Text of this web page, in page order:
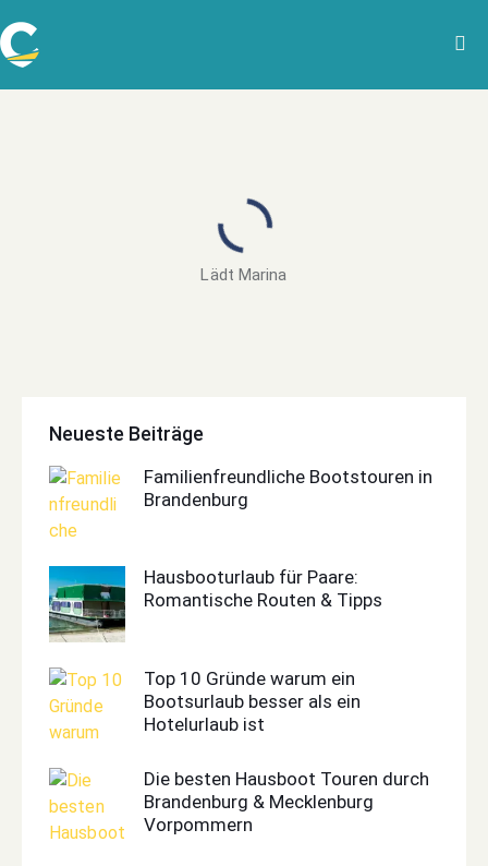
Lädt Marina
Neueste Beiträge
Familienfreundliche Bootstouren in
Brandenburg
Hausbooturlaub für Paare:
Romantische Routen & Tipps
Top 10 Gründe warum ein
Bootsurlaub besser als ein
Hotelurlaub ist
Die besten Hausboot Touren durch
Brandenburg & Mecklenburg
Vorpommern